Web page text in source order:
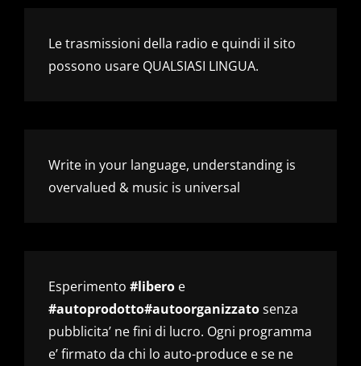
Le trasmissioni della radio e quindi il sito
possono usare QUALSIASI LINGUA.
Write in your language, understanding is
overvalued & music is universal
Esperimento #libero e
#autoprodotto#autoorganizzatosenza
pubblicita’ ne fini di lucro. Ogni programma
e’ firmato da chi lo auto-produce e se ne